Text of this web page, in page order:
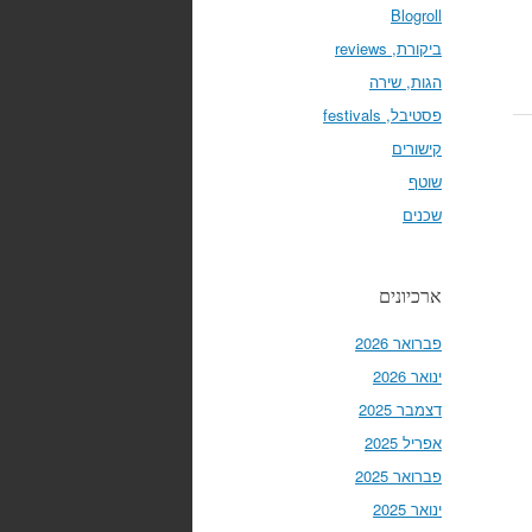
Blogroll
ביקורת, reviews
הגות, שירה
פסטיבל, festivals
קישורים
שוטף
שכנים
ארכיונים
פברואר 2026
ינואר 2026
דצמבר 2025
אפריל 2025
פברואר 2025
ינואר 2025